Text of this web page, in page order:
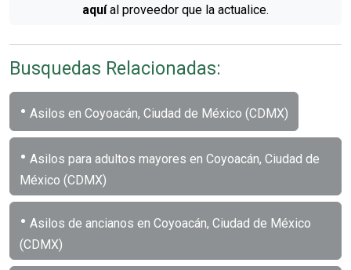
aquíal proveedor que la actualice.
Busquedas Relacionadas:
• Asilos en Coyoacán, Ciudad de México (CDMX)
• Asilos para adultos mayores en Coyoacán, Ciudad de
México (CDMX)
• Asilos de ancianos en Coyoacán, Ciudad de México
(CDMX)